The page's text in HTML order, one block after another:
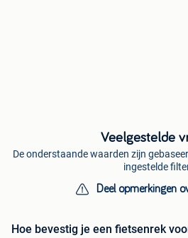
Veelgestelde
De onderstaande waarden zijn
ingestelde
Deel opmerkingen
Hoe bevestig je een fietsenrek